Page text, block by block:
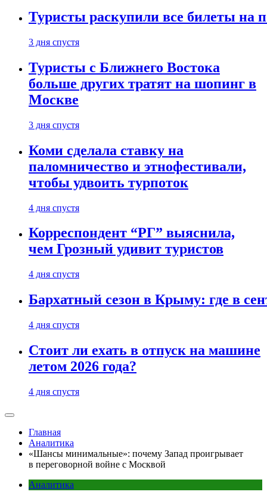
Туристы раскупили все билеты на
3 дня спустя
Туристы с Ближнего Востока
больше других тратят на шопинг в
Москве
3 дня спустя
Коми сделала ставку на
паломничество и этнофестивали,
чтобы удвоить турпоток
4 дня спустя
Корреспондент “РГ” выяснила,
чем Грозный удивит туристов
4 дня спустя
Бархатный сезон в Крыму: где в
4 дня спустя
Стоит ли ехать в отпуск на машине
летом 2026 года?
4 дня спустя
Главная
Аналитика
«Шансы минимальные»: почему Запад проигрывает
в переговорной войне с Москвой
Аналитика